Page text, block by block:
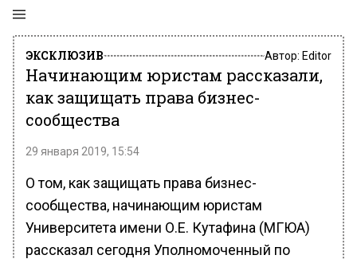
ЭКСКЛЮЗИВ Автор: Editor
Начинающим юристам рассказали,
как защищать права бизнес-
сообщества
29 января 2019, 15:54
О том, как защищать права бизнес-
сообщества, начинающим юристам
Университета имени О.Е. Кутафина (МГЮА)
рассказал сегодня Уполномоченный по